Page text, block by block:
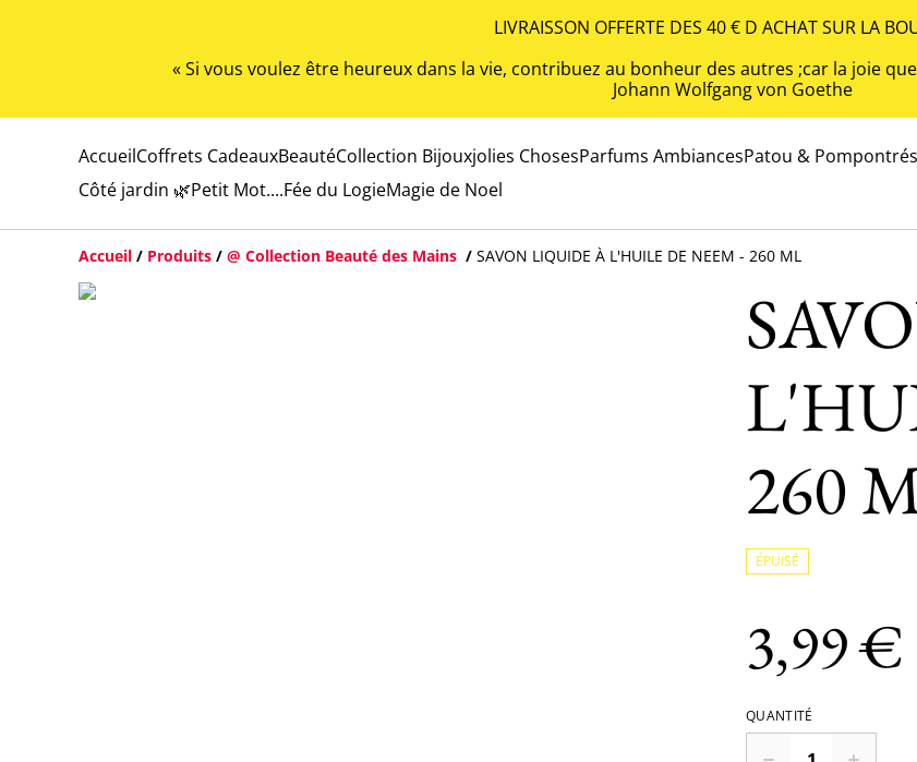
LIVRAISSON OFFERTE DES 40 € D ACHAT SUR LA
« Si vous voulez être heureux dans la vie, contribuez au bonheur des autres ;car la joie
Johann Wolfgang von Goethe
AccueilCoffrets CadeauxBeautéCollection Bijouxjolies ChosesParfums AmbiancesPatou & Pompon
Côté jardin 🌿Petit Mot....Fée du LogieMagie de Noel
Accueil / Produits / @ Collection Beauté des Mains / SAVON LIQUIDE À L'HUILE DE NEEM - 260 ML
260
ÉPUISÉ
3,99 €
QUANTITÉ